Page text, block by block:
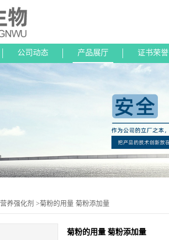
公司动态 产品展厅 证书荣誉
营养强化剂 >菊粉的用量 菊粉添加量
菊粉的用量 菊粉添加量